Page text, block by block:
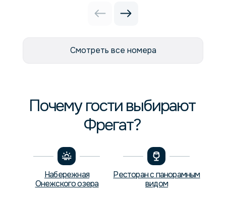
Смотреть все номера
Почему гости выбирают
Фрегат?
Ресторан с панорамным
видом
Набережная
Онежского озера